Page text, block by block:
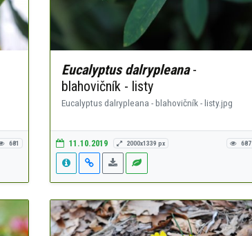
681
Eucalyptus dalrypleana-
blahovičník - listy
Eucalyptus dalrypleana - blahovičník - listy.jpg
11.10.2019 2000x1339 px 687